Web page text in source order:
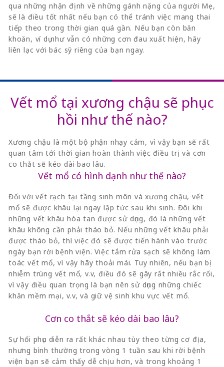
qua những nhận định về những gánh nặng của người Mẹ,
sẽ là điều tốt nhất nếu bạn có thể tránh việc mang thai
tiếp theo trong thời gian quá gần. Nếu bạn còn băn
khoăn, ví dụ như vẫn có những cơn đau xuất hiện, hãy
liên lạc với bác sỹ riêng của bạn ngay.
Vết mổ tại xương chậu sẽ phục
hồi như thế nào?
Xương chậu là một bộ phận nhạy cảm, vì vậy bạn sẽ rất
quan tâm tới thời gian hoàn thành việc điều trị và cơn
co thắt sẽ kéo dài bao lâu.
Vết mổ có hình dạnh như thế nào?
Đối với vết rạch tại tầng sinh môn và xương chậu, vết
mổ sẽ được khâu lại ngay lập tức sau khi sinh. Đôi khi
những vết khâu hòa tan được sử dụng, đó là những vết
khâu không cần phải tháo bỏ. Nếu những vết khâu phải
được tháo bỏ, thì việc đó sẽ được tiến hành vào trước
ngày bạn rời bệnh viện. Việc tắm rửa sạch sẽ không làm
toác vết mổ, vì vậy hãy thoải mái. Tuy nhiên, nếu bạn bị
nhiễm trùng vết mổ, v.v, điều đó sẽ gây rất nhiều rắc rối,
vì vậy điều quan trọng là bạn nên sử dụng những chiếc
khăn mềm mại, v.v, và giữ vệ sinh khu vực vết mổ.
Cơn co thắt sẽ kéo dài bao lâu?
Sự hổi phục diễn ra rất khác nhau tùy theo từng cơ địa,
nhưng bình thường trong vòng 1 tuần sau khi rời bệnh
viện bạn sẽ cảm thấy dễ chịu hơn, và trong khoảng 1